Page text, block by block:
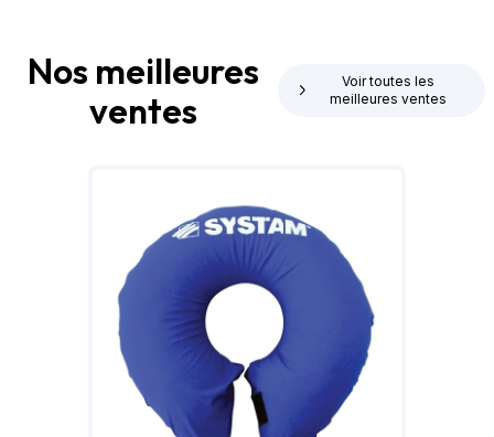
Nos meilleures
ventes
Voir toutes les
meilleures ventes